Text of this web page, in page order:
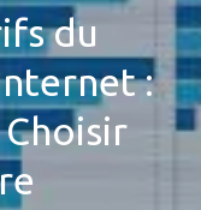
du
: